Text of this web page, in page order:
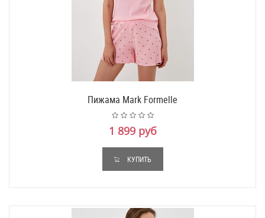
Пижама Mark Formelle
1 899 руб
КУПИТЬ